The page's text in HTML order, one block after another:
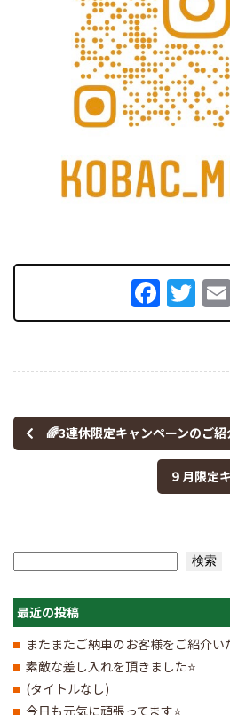
🌈3連休限定キャンペーンのご紹
９月限定
検索
最近の投稿
またまたご納車のお客様をご紹介い
素敵な差し入れを頂きました⭐
(タイトルなし)
今日も元気に頑張ってます⭐